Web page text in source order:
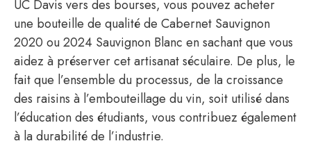
UC Davis vers des bourses, vous pouvez acheter
une bouteille de qualité de Cabernet Sauvignon
2020 ou 2024 Sauvignon Blanc en sachant que vous
aidez à préserver cet artisanat séculaire. De plus, le
fait que l’ensemble du processus, de la croissance
des raisins à l’embouteillage du vin, soit utilisé dans
l’éducation des étudiants, vous contribuez également
à la durabilité de l’industrie.